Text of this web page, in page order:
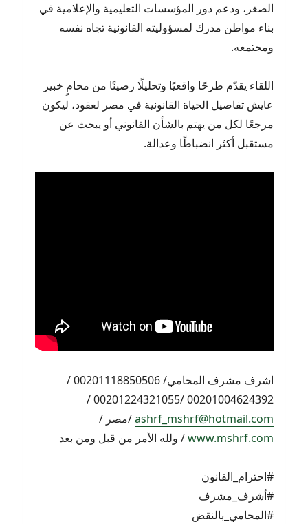
الصغر، ودعم دور المؤسسات التعليمية والإعلامية في
بناء مواطن مدرك لمسؤوليته القانونية تجاه نفسه
ومجتمعه.
اللقاء يقدّم طرحًا واقعيًا وتحليلًا رصينًا من محامٍ خبير
عايش تفاصيل الحياة القانونية في مصر لعقود، ليكون
مرجعًا لكل من يهتم بالشأن القانوني أو يبحث عن
مستقبل أكثر انضباطًا وعدالة.
اشرف مشرف المحامي/ 00201118850506 /
00201004624392 /00201224321055 /
ashrf_mshrf@hotmail.com/مصر /
www.mshrf.com/ ولله الأمر من قبل ومن بعد
#احترام_القانون
#أشرف_مشرف
#المحامي_بالنقض